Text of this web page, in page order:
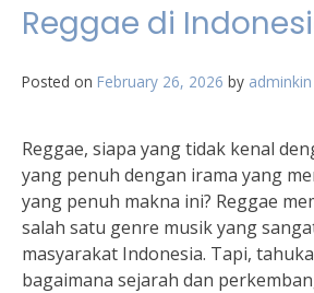
Reggae di
Posted on February 26, 2026 by adminkin
Reggae, siapa yang tidak kenal
yang penuh dengan irama yang
yang penuh makna ini? Reggae
salah satu genre musik yang
masyarakat Indonesia. Tapi,
bagaimana sejarah dan